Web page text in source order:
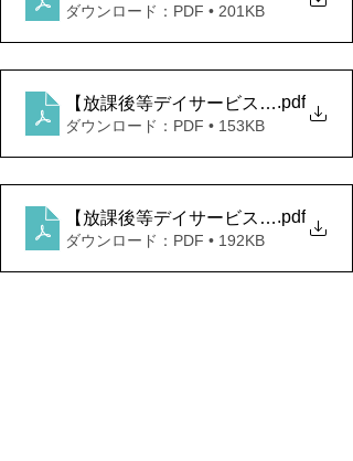
ダウンロード：PDF • 201KB
【放課後等デイサービス】保護者
.pdf
ダウンロード：PDF • 153KB
【放課後等デイサービス】事業所
.pdf
ダウンロード：PDF • 192KB